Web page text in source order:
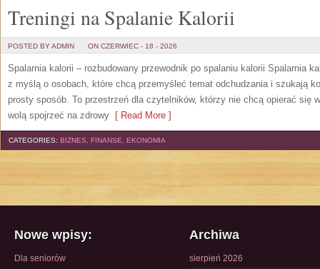
Treningi na Spalanie Kalorii
POSTED BY ADMIN ON CZERWIEC - 18 - 2026
Spalarnia kalorii – rozbudowany przewodnik po spalaniu kalorii Spalarnia
z myślą o osobach, które chcą przemyśleć temat odchudzania i szukają
prosty sposób. To przestrzeń dla czytelników, którzy nie chcą opierać się
wolą spojrzeć na zdrowy [ Read More ]
CATEGORIES: BIZNES, FINANSE, EKONOMIA
Nowe wpisy:
Dla seniorów
Archiwa
sierpień 2026